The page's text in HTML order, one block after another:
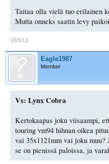
Taitaa olla vielä tuo erilainen
Mutta onneks saatin levy
16/5/13
Eagle1987
Member
Vs: Lynx Cobra
Kertokaapas joku viisaampi,
touring vm94 hihnan oikea
vai 35x1121mm vai joku muu?
se on pienissä paloissa, ja